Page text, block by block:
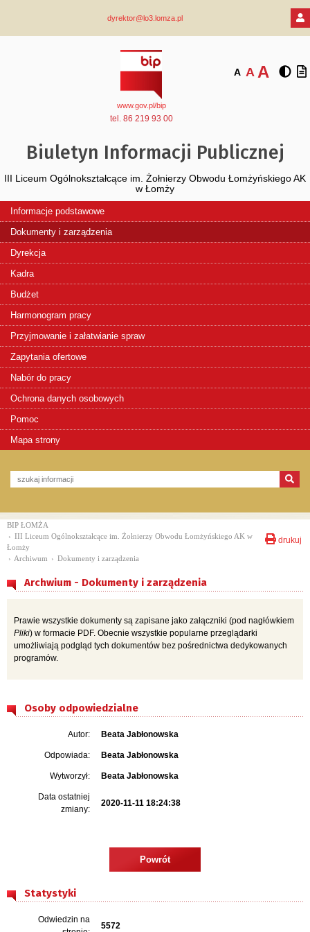
dyrektor@lo3.lomza.pl
A A A
www.gov.pl/bip
tel. 86 219 93 00
Biuletyn Informacji Publicznej
III Liceum Ogólnokształcące im. Żołnierzy Obwodu Łomżyńskiego AK
w Łomży
Informacje podstawowe
Dokumenty i zarządzenia
Dyrekcja
Kadra
Budżet
Harmonogram pracy
Przyjmowanie i załatwianie spraw
Zapytania ofertowe
Nabór do pracy
Ochrona danych osobowych
Pomoc
Mapa strony
drukuj
BIP ŁOMŻA
› III Liceum Ogólnokształcące im. Żołnierzy Obwodu Łomżyńskiego AK w
Łomży
› Archiwum › Dokumenty i zarządzenia
Archwium - Dokumenty i zarządzenia
Prawie wszystkie dokumenty są zapisane jako załączniki (pod nagłówkiem
Pliki) w formacie PDF. Obecnie wszystkie popularne przeglądarki
umożliwiają podgląd tych dokumentów bez pośrednictwa dedykowanych
programów.
Osoby odpowiedzialne
Autor: Beata Jabłonowska
Odpowiada: Beata Jabłonowska
Wytworzył: Beata Jabłonowska
Data ostatniej
zmiany:
2020-11-11 18:24:38
Powrót
Statystyki
Odwiedzin na
5572